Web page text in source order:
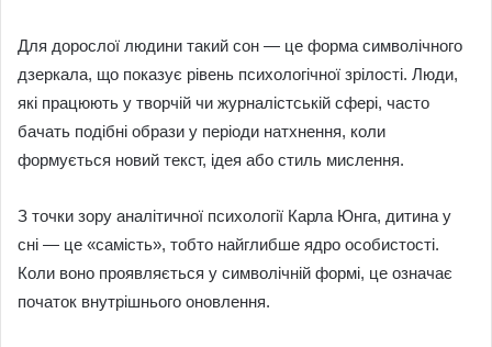
Для дорослої людини такий сон — це форма символічного
дзеркала, що показує рівень психологічної зрілості. Люди,
які працюють у творчій чи журналістській сфері, часто
бачать подібні образи у періоди натхнення, коли
формується новий текст, ідея або стиль мислення.
З точки зору аналітичної психології Карла Юнга, дитина у
сні — це «самість», тобто найглибше ядро особистості.
Коли воно проявляється у символічній формі, це означає
початок внутрішнього оновлення.